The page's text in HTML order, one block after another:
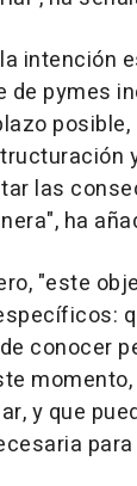
intención
de pymes
las
ha
"este
conocer
y que